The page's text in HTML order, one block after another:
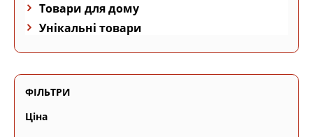
Товари для дому
Унікальні товари
ФІЛЬТРИ
Ціна